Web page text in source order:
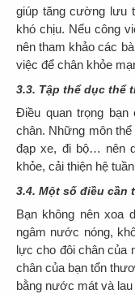
giúp tăng cường lưu
khó chịu. Nếu công
nên tham khảo các
việc để chân khỏe
3.3. Tập thể dục thể
Điều quan trọng bạn
chân. Những môn
đạp xe, đi bộ… nên
khỏe, cải thiện hệ
3.4. Một số điều cần
Bạn không nên xoa
ngâm nước nóng,
lực cho đôi chân của
chân của bạn tổn
bằng nước mát và